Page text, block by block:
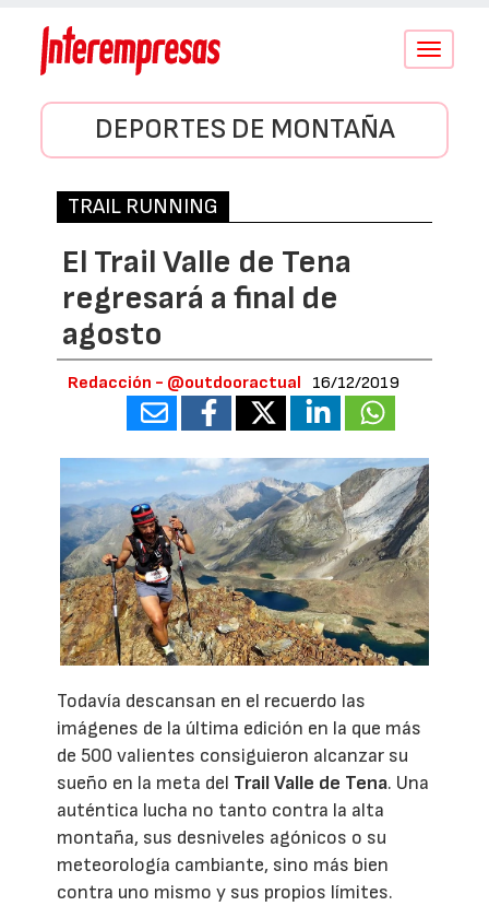
Conmutar
DEPORTES DE MONTAÑA
TRAIL RUNNING
El Trail Valle de Tena
regresará a final de
agosto
Redacción - @outdooractual 16/12/2019
Todavía descansan en el recuerdo las
imágenes de la última edición en la que más
de 500 valientes consiguieron alcanzar su
sueño en la meta del Trail Valle de Tena. Una
auténtica lucha no tanto contra la alta
montaña, sus desniveles agónicos o su
meteorología cambiante, sino más bien
contra uno mismo y sus propios límites.